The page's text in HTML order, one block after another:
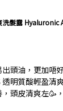
洗髮露 Hyaluronic
頭油，更加唔
透明質酸輕盈清
頭皮清爽左🥳
話佢